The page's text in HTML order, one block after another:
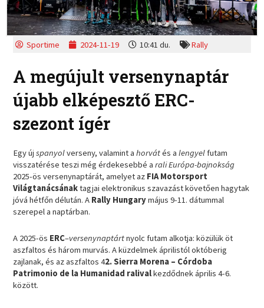
Sportime 2024-11-19 10:41 du. Rally
A megújult versenynaptár
újabb elképesztő ERC-
szezont ígér
Egy újspanyolverseny, valamint ahorvátés alengyelfutam
visszatérése teszi még érdekesebbé arali Európa-bajnokság
2025-ös versenynaptárát, amelyet az FIA Motorsport
Világtanácsánaktagjai elektronikus szavazást követően hagytak
jóvá hétfőn délután. A Rally Hungarymájus 9-11. dátummal
szerepel a naptárban.
A 2025-ös ERC–versenynaptártnyolc futam alkotja: közülük öt
aszfaltos és három murvás. A küzdelmek áprilistól októberig
zajlanak, és az aszfaltos 42. Sierra Morena – Córdoba
Patrimonio de la Humanidad ralivalkezdődnek április 4-6.
között.